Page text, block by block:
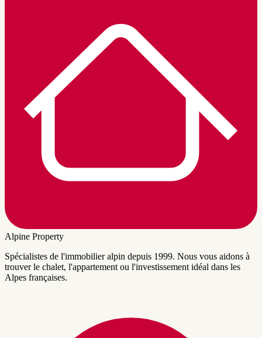
Alpine Property
Spécialistes de l'immobilier alpin depuis 1999. Nous vous aidons à
trouver le chalet, l'appartement ou l'investissement idéal dans les
Alpes françaises.